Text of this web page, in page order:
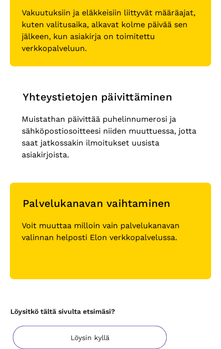
Vakuutuksiin ja eläkkeisiin liittyvät määräajat,
kuten valitusaika, alkavat kolme päivää sen
jälkeen, kun asiakirja on toimitettu
verkkopalveluun.
Yhteystietojen päivittäminen
Muistathan päivittää puhelinnumerosi ja
sähköpostiosoitteesi niiden muuttuessa, jotta
saat jatkossakin ilmoitukset uusista
asiakirjoista.
Palvelukanavan vaihtaminen
Voit muuttaa milloin vain palvelukanavan
valinnan helposti Elon verkkopalvelussa.
Löysitkö tältä sivulta etsimäsi?
Löysin kyllä